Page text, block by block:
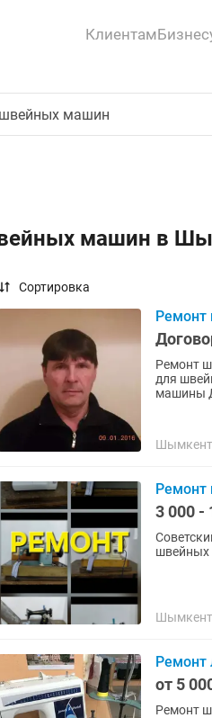
Клиентам
машин в
Сортировка
Ремонт
Ремонт
для
машины
Ремонт
3 000 -
от 5
Ремонт